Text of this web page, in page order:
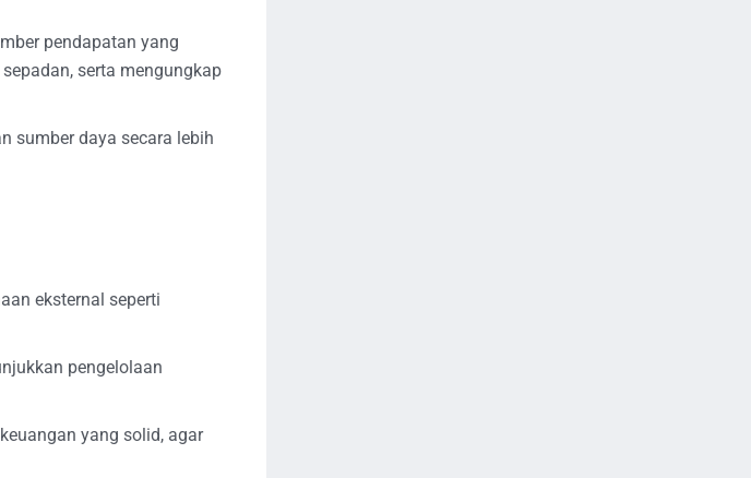
pendapatan yang
serta mengungkap
sumber daya secara lebih
eksternal seperti
pengelolaan
yang solid, agar